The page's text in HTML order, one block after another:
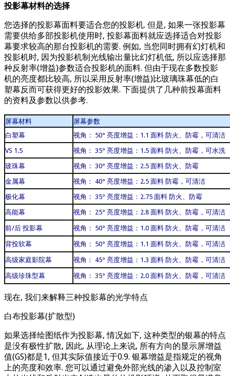
投影幕材料的选择
您选择的投影幕面料要适合您的投影机. 但是, 如果一张投影幕
需要供给多部投影机使用时, 投影幕面料就应选择适合对投影
幕要求较高的那台投影机的需要. 例如, 当您同时拥有幻灯机和
投影机时, 因为投影机制光线输出量比幻灯机低, 所以应选择那
种反射率(增益)参数适合投影机的面料. 但由于现在多数投影
机的亮度都比较高, 所以采用反射率(增益)比玻璃珠幕低的白
塑幕反而可获得更好的投影效果. 下面提供了几种前投幕面料
的资料及参数以供参考.
屏幕材料
屏幕参数
白塑幕
视角： 50° 亮度增益：1.1 面料 防火、防霉，可清洁
VS 1.5
视角： 35° 亮度增益：1.5 面料 防火、防霉，可水洗
玻珠幕
视角： 30° 亮度增益：2.5 面料 防火、防霉
金属幕
视角： 40° 亮度增益：2.5 面料 防霉，可清洁
极化幕
视角： 35° 亮度增益：2.75 面料 防火、防霉
高能幕
视角： 25° 亮度增益：2.8 面料 防火、防霉，可清洁
前/后 投影幕 视角： 50° 亮度增益：1.0 面料 防火、防霉，可清洁
背投软幕 视角： 50° 亮度增益：1.1 面料 防火、防霉，可清洁
高级家庭影院幕 视角： 45° 亮度增益：1.3 面料 防火、防霉，可清洁
高级珍珠型幕 视角： 35° 亮度增益：2.0 面料 防火、防霉，可清洁
现在, 我们来解释三种投影幕的光学特点
白布投影幕(扩散型)
如果选择绘图纸作为投影幕, 情况如下, 这种类型的银幕的特点
是没有极性扩散, 因此, 从理论上来说, 所有方向的显示屏增益
值(GS)都是1, 但其实际值接近于0.9. 银幕增益是指规定的视角
上的亮度和效率. 您可以通过避免外部光线的渗入以及控制室